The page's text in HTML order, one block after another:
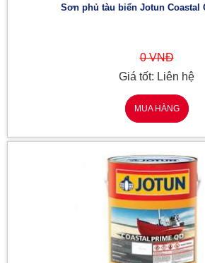
Sơn phủ tàu biển Jotun Coastal
0 VNĐ
Giá tốt: Liên hệ
MUA HÀNG